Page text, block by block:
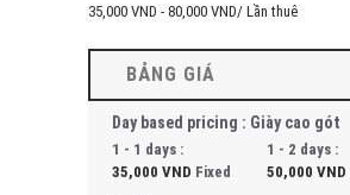
35,000 VND - 80,000 VND/ Lần thuê
BẢNG GIÁ
Day based pricing : Giày cao gót
1 - 1 days :
35,000 VND Fixed
1 - 2 days :
50,000 VND